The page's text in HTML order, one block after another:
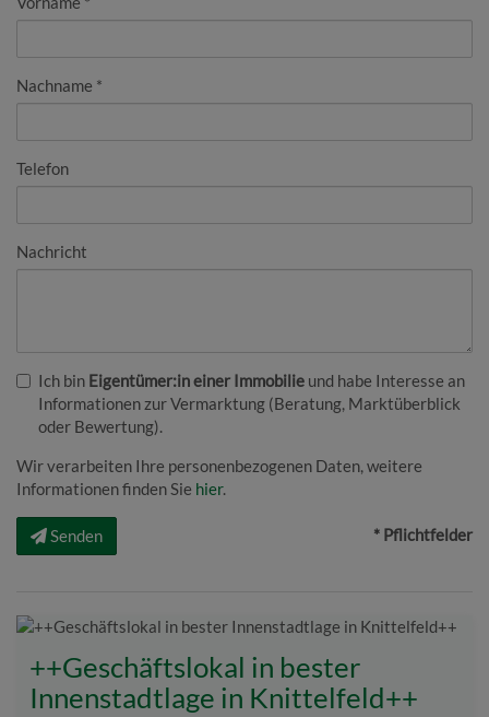
Nachname
Telefon
Nachricht
Ich bin Eigentümer:in einer Immobilie und habe Interesse an
Informationen zur Vermarktung (Beratung, Marktüberblick
oder Bewertung).
Wir verarbeiten Ihre personenbezogenen Daten, weitere
Informationen finden Sie hier.
Senden * Pflichtfelder
++Geschäftslokal in bester
Innenstadtlage in Knittelfeld++